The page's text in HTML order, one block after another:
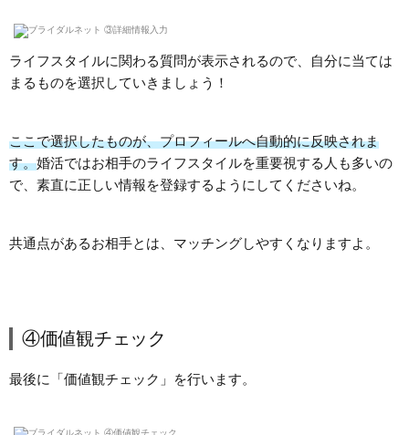
ライフスタイルに関わる質問が表示されるので、自分に当ては
まるものを選択していきましょう！
ここで選択したものが、プロフィールへ自動的に反映されま
す。婚活ではお相手のライフスタイルを重要視する人も多いの
で、素直に正しい情報を登録するようにしてくださいね。
共通点があるお相手とは、マッチングしやすくなりますよ。
④価値観チェック
最後に「価値観チェック」を行います。